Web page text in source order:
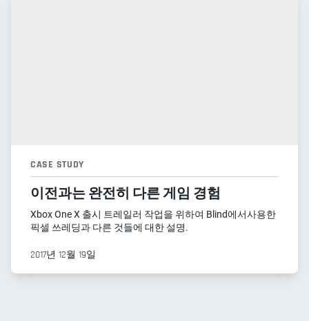
CASE STUDY
이전과는 완전히 다른 게임 경험
Xbox One X 출시 트레일러 작업을 위하여 Blind에서사용한
픽셀 쓰레딩과 다른 것들에 대한 설명.
2017년 12월 19일